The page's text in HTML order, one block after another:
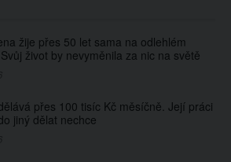
žije přes 50 let sama na odlehlém
život by nevyměnila za nic na světě
přes 100 tisíc Kč měsíčně. Její práci
jiný dělat nechce